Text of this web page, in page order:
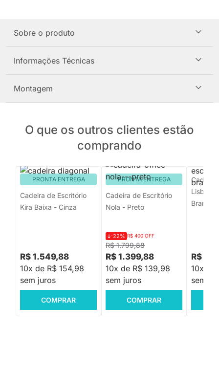
Sobre o produto
Informações Técnicas
Montagem
O que os outros clientes estão
comprando
PRONTA ENTREGA
Cadeira de Escritório
Kira Baixa - Cinza
R$ 1.549,88
10x de R$ 154,98
sem juros
COMPRAR
PRONTA ENTREGA
Cadeira de Escritório
Nola - Preto
R$ 1.799,88
-22% R$ 400 OFF
R$ 1.399,88
10x de R$ 139,98
sem juros
COMPRAR
Cadeira
Lisboa
Branco
R$
10x de
sem